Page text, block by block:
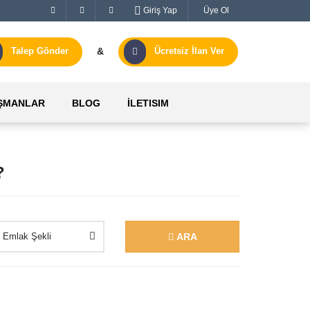
Giriş Yap Üye Ol
Talep Gönder & Ücretsiz İlan Ver
BLOG İLETISIM
ARA